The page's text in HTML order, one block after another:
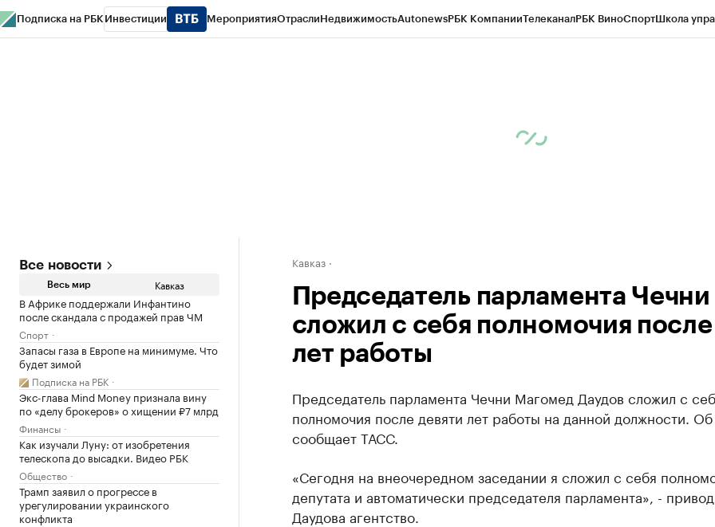
Подписка на РБК Инвестиции МероприятияОтраслиНедвижимостьAutonewsРБК КомпанииТелеканалРБК ВиноСпортШкола
Все новости
Весь мир Кавказ
В Африке поддержали Инфантино
после скандала с продажей прав ЧМ
Спорт
Запасы газа в Европе на минимуме. Что
будет зимой
Подписка на РБК
Экс-глава Mind Money признала вину
по «делу брокеров» о хищении ₽7 млрд
Финансы
Как изучали Луну: от изобретения
телескопа до высадки. Видео РБК
Общество
Трамп заявил о прогрессе в
урегулировании украинского
конфликта
Кавказ
Председатель парламента Чечни
сложил с себя полномочия
лет работы
Председатель парламента Чечни Магомед Даудов сложил с
полномочия после девяти лет работы на данной должности.
сообщает ТАСС.
«Сегодня на внеочередном заседании я сложил с себя
депутата и автоматически председателя парламента», -
Даудова агентство.